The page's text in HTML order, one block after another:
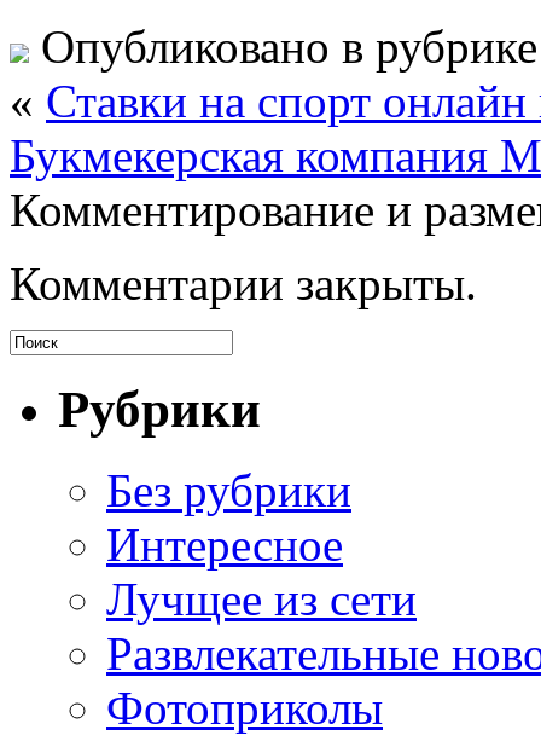
Опубликовано в
« Ставки на спорт
Букмекерская компания
Комментирование и
Комментарии закрыты.
Рубрики
Без рубрики
Интересное
Лучщее из сети
Развлекательные
Фотоприколы